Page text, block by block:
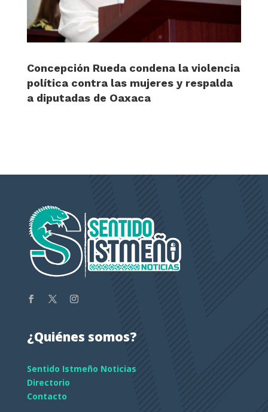
Concepción Rueda condena la violencia
política contra las mujeres y respalda
a diputadas de Oaxaca
¿Quiénes somos?
Sentido Istmeño Noticias
Directorio
Contacto